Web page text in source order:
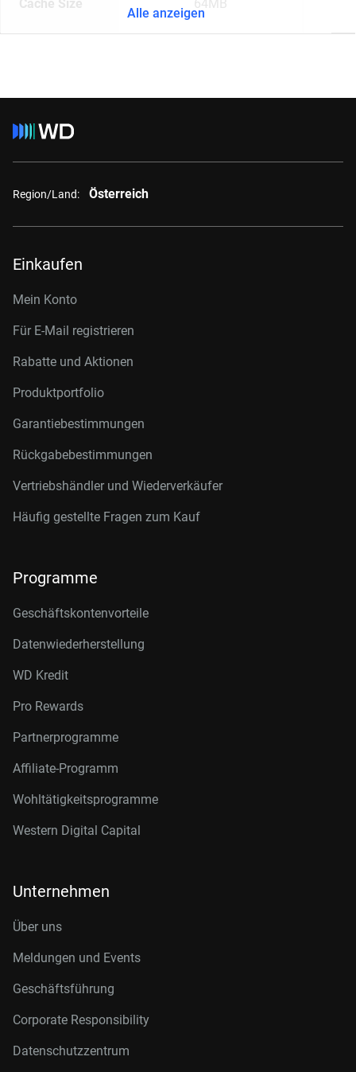
Cache Size 64MB
Alle anzeigen
Region/Land: Österreich
Einkaufen
Mein Konto
Für E-Mail registrieren
Rabatte und Aktionen
Produktportfolio
Garantiebestimmungen
Rückgabebestimmungen
Vertriebshändler und Wiederverkäufer
Häufig gestellte Fragen zum Kauf
Programme
Geschäftskontenvorteile
Datenwiederherstellung
WD Kredit
Pro Rewards
Partnerprogramme
Affiliate-Programm
Wohltätigkeitsprogramme
Western Digital Capital
Unternehmen
Über uns
Meldungen und Events
Geschäftsführung
Corporate Responsibility
Datenschutzzentrum